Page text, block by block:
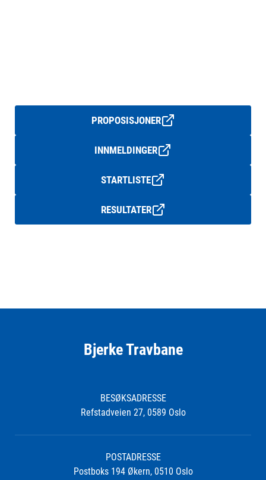
PROPOSISJONER
INNMELDINGER
STARTLISTE
RESULTATER
Bjerke Travbane
BESØKSADRESSE
Refstadveien 27, 0589 Oslo
POSTADRESSE
Postboks 194 Økern, 0510 Oslo